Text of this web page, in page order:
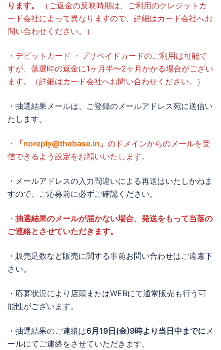
ります。
（ご返金の反映時期は、ご利用のクレジットカ
ード会社によって異なりますので、詳細はカード会社へお
問い合わせください。）
・デビットカード ・プリペイドカードのご利用は可能で
すが、落選時の返金に1ヶ月半〜2ヶ月かかる場合がござい
ます。（詳細はカード会社へお問い合わせください。）
・抽選結果メールは、ご登録のメールアドレス宛に送信い
たします。
・ 「noreply@thebase.in 」 のドメインからのメールを受
信できるよう設定をお願いいたします。
・メールアドレスの入力間違いによる再送はいたしかねま
すので、ご応募前に必ずご確認ください。
・ 抽選結果のメールが届かない場合、発送をもって当落の
ご連絡とさせていただきます。
・販売足数など販売に関する事前お問い合わせはご遠慮下
さい。
・応募状況により店頭またはWEBにて通常販売も行う可
能性がございます。
・抽選結果のご連絡は6月19日(金)9時より当日中までにメ
ールにてご連絡をさせていただきます。